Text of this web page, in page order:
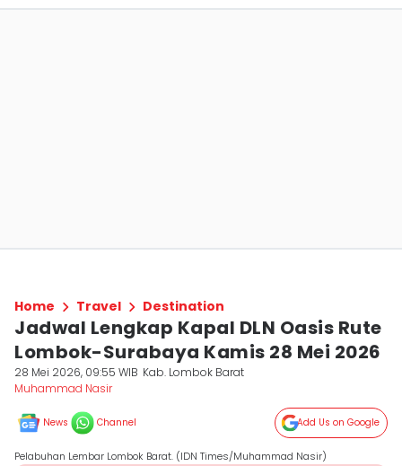
Home Travel Destination
Jadwal Lengkap Kapal DLN Oasis Rute
Lombok-Surabaya Kamis 28 Mei 2026
28 Mei 2026, 09:55 WIB Kab. Lombok Barat
Muhammad Nasir
News Channel Add Us on Google
Pelabuhan Lembar Lombok Barat. (IDN Times/Muhammad Nasir)